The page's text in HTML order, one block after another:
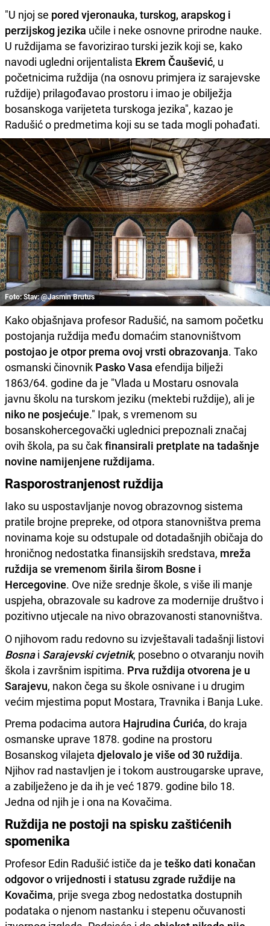
"U njoj se pored vjeronauka, turskog, arapskog i
perzijskog jezika učile i neke osnovne prirodne nauke.
U ruždijama se favorizirao turski jezik koji se, kako
navodi ugledni orijentalista Ekrem Čaušević, u
početnicima ruždija (na osnovu primjera iz sarajevske
ruždije) prilagođavao prostoru i imao je obilježja
bosanskoga varijeteta turskoga jezika", kazao je
Radušić o predmetima koji su se tada mogli pohađati.
Foto: Stav: @Jasmin Brutus
Kako objašnjava profesor Radušić, na samom početku
postojanja ruždija među domaćim stanovništvom
postojao je otpor prema ovoj vrsti obrazovanja. Tako
osmanski činovnik Pasko Vasa efendija bilježi
1863/64. godine da je "Vlada u Mostaru osnovala
javnu školu na turskom jeziku (mektebi ruždije), ali je
niko ne posjećuje." Ipak, s vremenom su
bosanskohercegovački uglednici prepoznali značaj
ovih škola, pa su čakfinansirali pretplate na tadašnje
novine namijenjene ruždijama.
Rasporostranjenost ruždija
Iako su uspostavljanje novog obrazovnog sistema
pratile brojne prepreke, od otpora stanovništva prema
novinama koje su odstupale od dotadašnjih običaja do
hroničnog nedostatka finansijskih sredstava, mreža
ruždija se vremenom širila širom Bosne i
Hercegovine. Ove niže srednje škole, s više ili manje
uspjeha, obrazovale su kadrove za modernije društvo i
pozitivno utjecale na nivo obrazovanosti stanovništva.
O njihovom radu redovno su izvještavali tadašnji listovi
Bosnai Sarajevski cvjetnik, posebno o otvaranju novih
škola i završnim ispitima. Prva ruždija otvorena je u
Sarajevu, nakon čega su škole osnivane i u drugim
većim mjestima poput Mostara, Travnika i Banja Luke.
Prema podacima autora Hajrudina Ćurića, do kraja
osmanske uprave 1878. godine na prostoru
Bosanskog vilajeta djelovalo je više od 30 ruždija.
Njihov rad nastavljen je i tokom austrougarske uprave,
a zabilježeno je da ih je već 1879. godine bilo 18.
Jedna od njih je i ona na Kovačima.
Ruždija ne postoji na spisku zaštićenih
spomenika
Profesor Edin Radušić ističe da je teško dati konačan
odgovor o vrijednosti i statusu zgrade ruždije na
Kovačima, prije svega zbog nedostatka dostupnih
podataka o njenom nastanku i stepenu očuvanosti